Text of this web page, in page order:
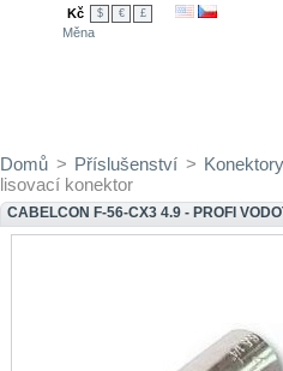
Kč $ € £
Měna
Domů > Příslušenství >
lisovací konektor
CABELCON F-56-CX3 4.9 - PROFI